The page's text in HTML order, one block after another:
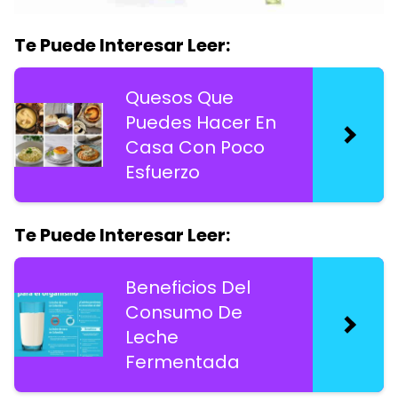
Te Puede Interesar Leer:
Quesos Que
Puedes Hacer En
Casa Con Poco
Esfuerzo
Te Puede Interesar Leer:
Beneficios Del
Consumo De
Leche
Fermentada